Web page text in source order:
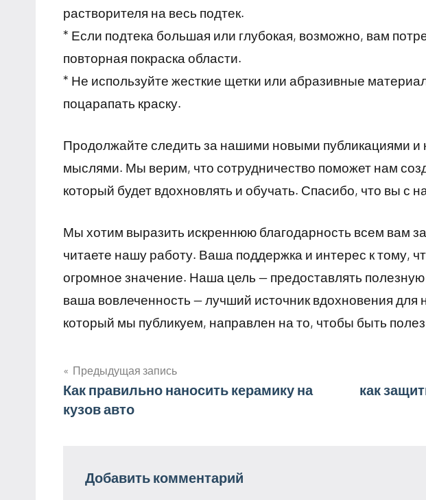
растворителя на весь подтек.
* Если подтека большая или глубокая, возможно, вам
повторная покраска области.
* Не используйте жесткие щетки или абразивные
поцарапать краску.
Продолжайте следить за нашими новыми публикациями и
мыслями. Мы верим, что сотрудничество поможет нам
который будет вдохновлять и обучать. Спасибо, что вы с
Мы хотим выразить искреннюю благодарность всем вам
читаете нашу работу. Ваша поддержка и интерес к тому,
огромное значение. Наша цель — предоставлять
ваша вовлеченность — лучший источник вдохновения
который мы публикуем, направлен на то, чтобы быть
Навигация
по
Предыдущая запись
Как правильно наносить керамику на
кузов авто
как
Добавить комментарий